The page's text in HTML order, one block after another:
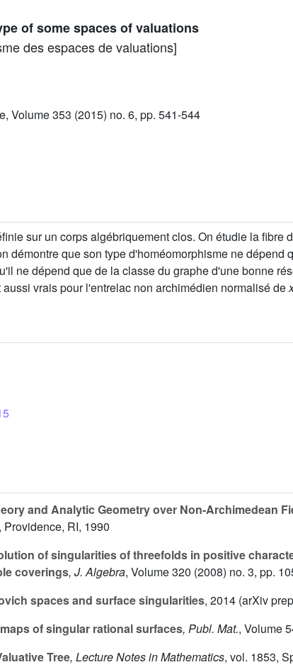
of some spaces of valuations
des espaces de valuations]
Volume 353 (2015) no. 6, pp. 541-544
sur un corps algébriquement clos. On étudie la fibre
démontre que son type d'homéomorphisme ne dépend
ne dépend que de la classe du graphe d'une bonne
vrais pour l'entrelac non archimédien normalisé de
and Analytic Geometry over Non-Archimedean
RI, 1990
of singularities of threefolds in positive
coverings, J. Algebra, Volume 320 (2008) no. 3, pp.
spaces and surface singularities, 2014 (arXiv
of singular rational surfaces, Publ. Mat., Volume
Tree, Lecture Notes in Mathematics, vol. 1853,